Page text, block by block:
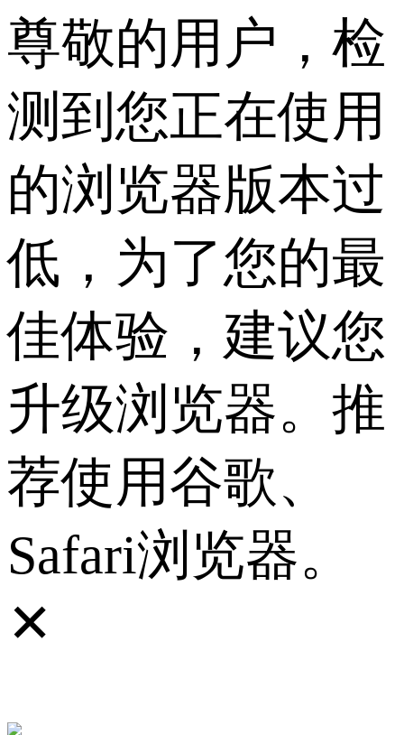
尊敬的用户，检
测到您正在使用
的浏览器版本过
低，为了您的最
佳体验，建议您
升级浏览器。推
荐使用谷歌、
Safari浏览器。
✕